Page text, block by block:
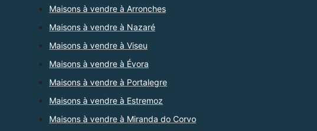
Maisons à vendre à Arronches
Maisons à vendre à Nazaré
Maisons à vendre à Viseu
Maisons à vendre à Évora
Maisons à vendre à Portalegre
Maisons à vendre à Estremoz
Maisons à vendre à Miranda do Corvo